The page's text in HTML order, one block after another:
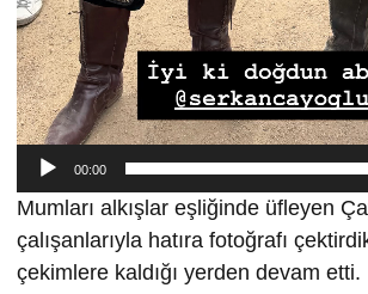
00:00
Mumları alkışlar eşliğinde üfleyen
çalışanlarıyla hatıra fotoğrafı
çekimlere kaldığı yerden devam etti.